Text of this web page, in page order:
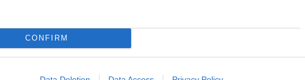
CONFIRM
ο Αμερικανός πρόεδρος.